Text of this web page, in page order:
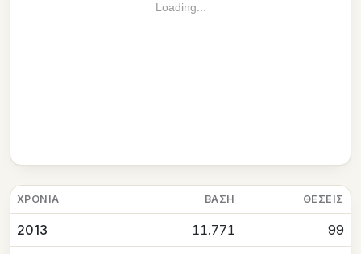
Loading...
ΧΡΟΝΙΆ ΒΆΣΗ ΘΈΣΕΙΣ
2013 11.771 99